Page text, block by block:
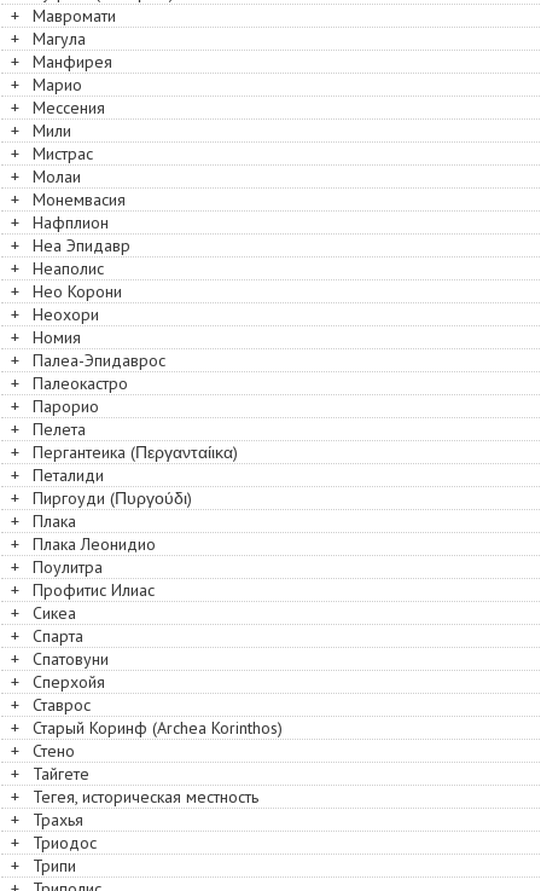
+
Мавромати
+
Магула
+
Манфирея
+
Марио
+
Мессения
+
Мили
+
Мистрас
+
Молаи
+
Монемвасия
+
Нафплион
+
Неа Эпидавр
+
Неаполис
+
Нео Корони
+
Неохори
+
Номия
+
Палеа-Эпидаврос
+
Палеокастро
+
Парорио
+
Пелета
+
Пергантеика (Περγανταίικα)
+
Петалиди
+
Пиргоуди (Πυργούδι)
+
Плака
+
Плака Леонидио
+
Поулитра
+
Профитис Илиас
+
Сикеа
+
Спарта
+
Спатовуни
+
Сперхойя
+
Ставрос
+
Старый Коринф (Archea Korinthos)
+
Стено
+
Тайгете
+
Тегея, историческая местность
+
Трахья
+
Триодос
+
Трипи